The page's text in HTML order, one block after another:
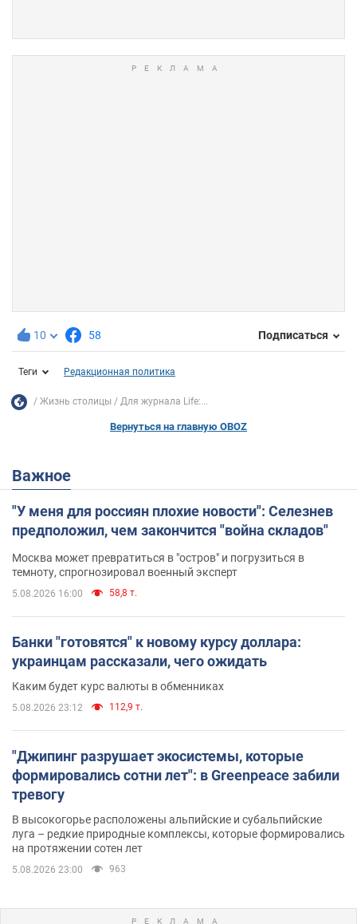
10 58 Подписаться
Теги Редакционная политика
Жизнь столицы Для журнала Life:...
Вернуться на главную OBOZ
Важное
"У меня для россиян плохие новости": Селезнев
предположил, чем закончится "война складов"
Москва может превратиться в "остров" и погрузиться в
темноту, спрогнозировал военный эксперт
5.08.2026 16:00 58,8 т.
Банки "готовятся" к новому курсу доллара:
украинцам рассказали, чего ожидать
Каким будет курс валюты в обменниках
5.08.2026 23:12 112,9 т.
"Джипинг разрушает экосистемы, которые
формировались сотни лет": в Greenpeace забили
тревогу
В высокогорье расположены альпийские и субальпийские
луга – редкие природные комплексы, которые формировались
на протяжении сотен лет
5.08.2026 23:00 963